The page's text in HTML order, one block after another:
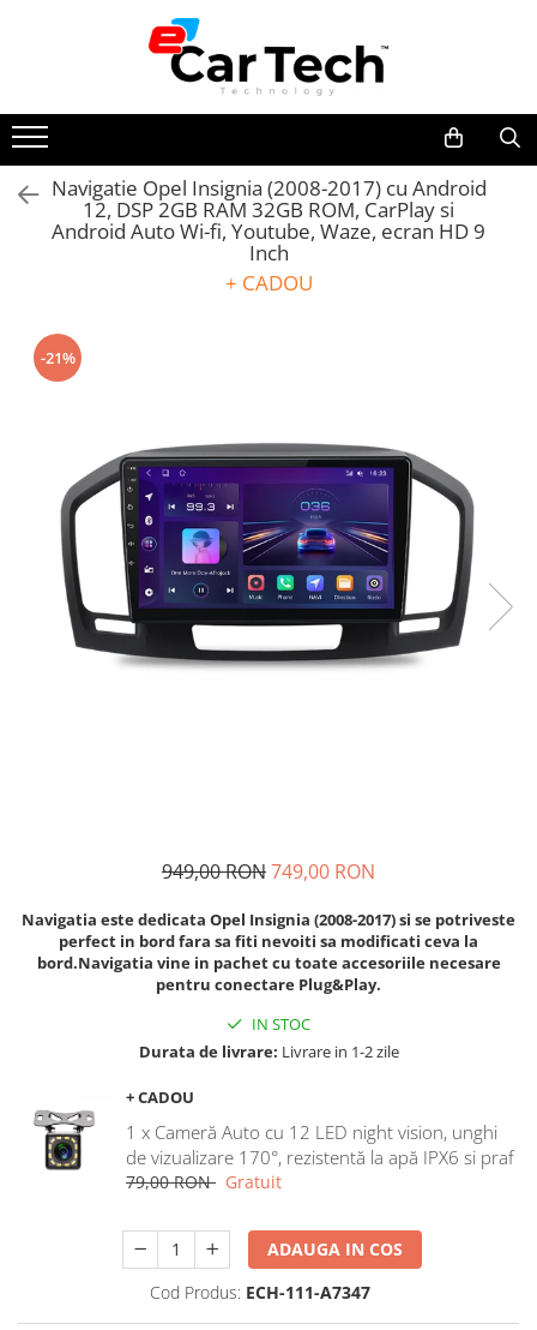
Summer sale
Navigatie dedicata
Navigatii Volkswagen
Navigatii Ford
Navigatii Opel
Navigatii Toyota
Navigatii Dacia
Navigatii Peugeot
Navigatii Audi
Navigatii BMW
Navigatii Mercedes
Navigatii Volvo
Navigatii KIA
Navigatii Renault
Navigatii Mazda
Navigatii Chevrolet
Navigatii Honda
Navigatii Jeep
Navigatii Porsche
Navigatii Iveco
Navigatii Chrysler
Navigatie Opel Insignia (2008-2017) cu Android
12, DSP 2GB RAM 32GB ROM, CarPlay si
Android Auto Wi-fi, Youtube, Waze, ecran HD 9
Inch
+ CADOU
-21%
949,00 RON749,00 RON
Navigatia este dedicata Opel Insignia (2008-2017) si se potriveste
perfect in bord fara sa fiti nevoiti sa modificati ceva la
bord.Navigatia vine in pachet cu toate accesoriile necesare
pentru conectare Plug&Play.
IN STOC
Durata de livrare: Livrare in 1-2 zile
+ CADOU
1 x Cameră Auto cu 12 LED night vision, unghi
de vizualizare 170°, rezistentă la apă IPX6 si praf
79,00 RON Gratuit
ADAUGA IN COS
Cod Produs: ECH-111-A7347